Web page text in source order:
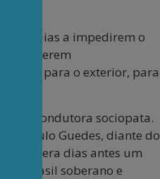
a impedirem o
de serem
para o exterior, para
condutora sociopata.
Paulo Guedes, diante do
dias antes um
do Brasil soberano e